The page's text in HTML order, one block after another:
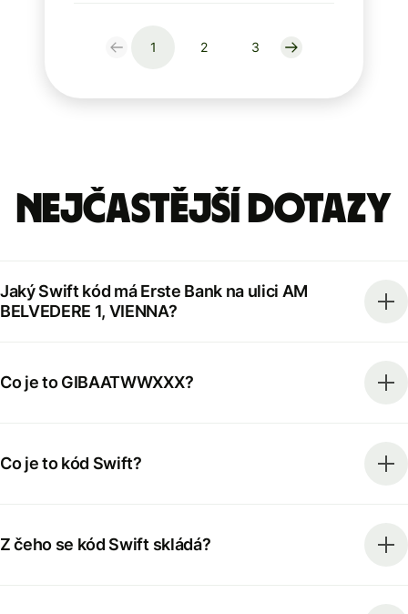
1 2 3
Nejčastější dotazy
Jaký Swift kód má Erste Bank na ulici AM
BELVEDERE 1, VIENNA?
Co je to GIBAATWWXXX?
Co je to kód Swift?
Z čeho se kód Swift skládá?